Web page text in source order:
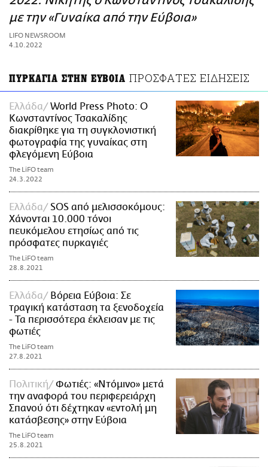
ΑΜΠΑ
PRINT
με την «Γυναίκα από την Εύβοια»
LIFO NEWSROOM
4.10.2022
ΠΥΡΚΑΓΙΑ ΣΤΗΝ ΕΥΒΟΙΑ ΠΡΟΣΦΑΤΕΣ ΕΙΔΗΣΕΙΣ
Ελλάδα
World Press Photo: Ο
Κωνσταντίνος Τσακαλίδης
διακρίθηκε για τη συγκλονιστική
φωτογραφία της γυναίκας στη
φλεγόμενη Εύβοια
The LiFO team
24.3.2022
Ελλάδα
SOS από μελισσοκόμους:
Χάνονται 10.000 τόνοι
πευκόμελου ετησίως από τις
πρόσφατες πυρκαγιές
The LiFO team
28.8.2021
Ελλάδα
Βόρεια Εύβοια: Σε
τραγική κατάσταση τα ξενοδοχεία
- Τα περισσότερα έκλεισαν με τις
φωτιές
The LiFO team
27.8.2021
Πολιτική
Φωτιές: «Ντόμινο» μετά
την αναφορά του περιφερειάρχη
Σπανού ότι δέχτηκαν «εντολή μη
κατάσβεσης» στην Εύβοια
The LiFO team
25.8.2021